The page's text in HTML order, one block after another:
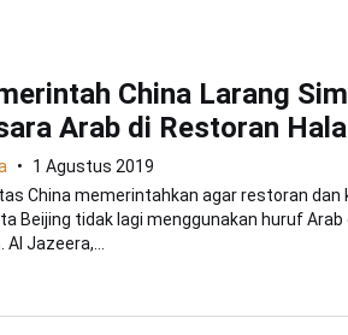
China Larang
Arab di Restoran Halal
1 Agustus 2019
China memerintahkan agar restoran dan
Beijing tidak lagi menggunakan huruf
Al Jazeera,...